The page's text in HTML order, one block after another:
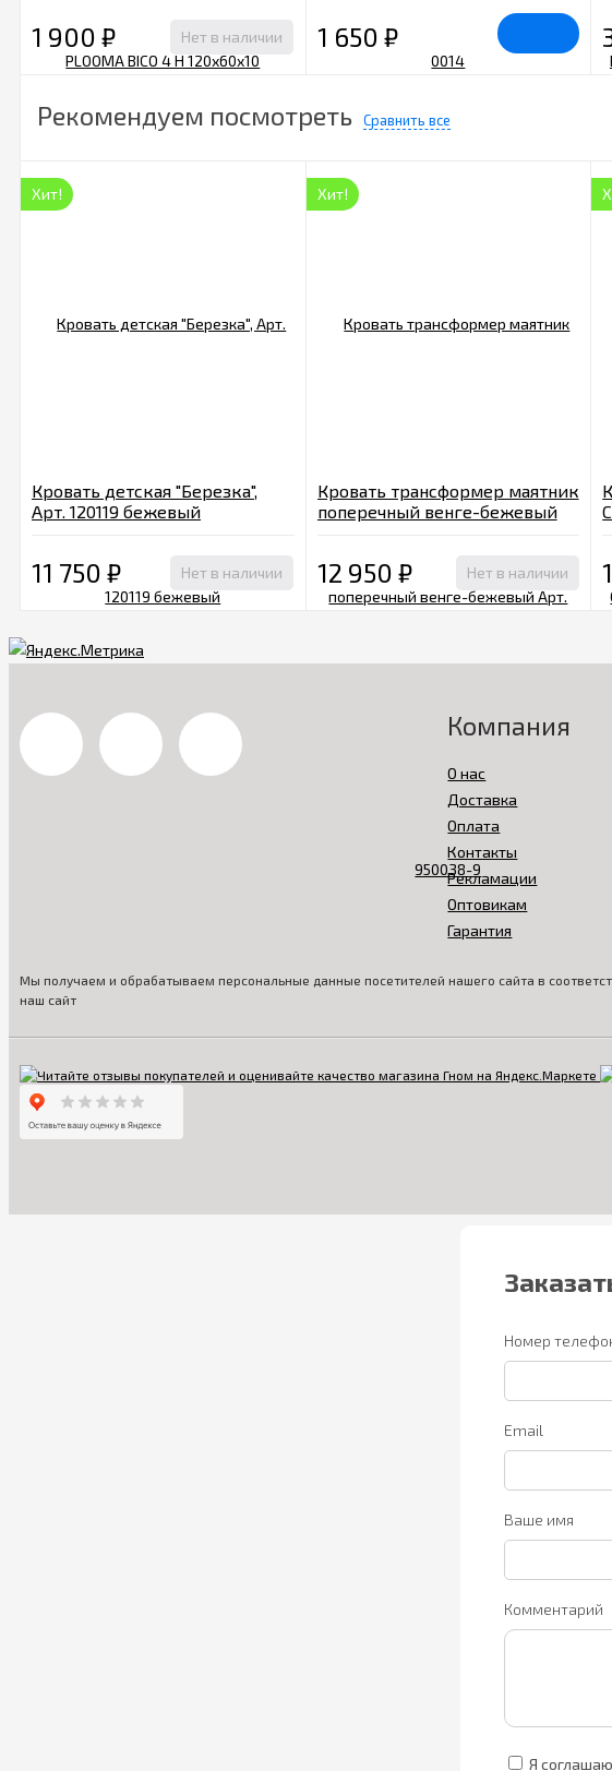
1 900 ₽ Нет в наличии 1 650 ₽
Рекомендуем посмотреть Сравнить все
Хит!
Кровать детская "Березка",
Арт. 120119 бежевый
11 750 ₽ Нет в наличии
Хит!
Кровать трансформер маятник
поперечный венге-бежевый
12 950 ₽ Нет в наличии
Компания
О нас
Доставка
Оплата
Контакты
Рекламации
Оптовикам
Гарантия
Мы получаем и обрабатываем персональные данные посетителей нашего сайта в
наш сайт
Номер
Email
Ваше имя
Комментарий
Я